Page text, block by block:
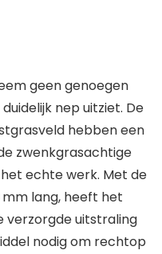
geen genoegen
nep uitziet. De
hebben een
zwenkgrasachtige
echte werk. Met de
lang, heeft het
verzorgde uitstraling
nodig om rechtop